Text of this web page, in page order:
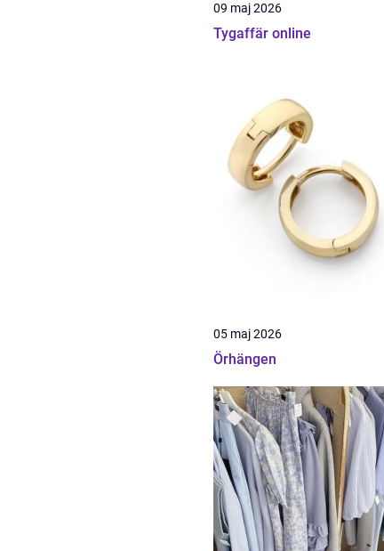
09 maj 2026
Tygaffär online
05 maj 2026
Örhängen